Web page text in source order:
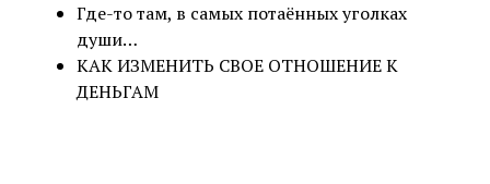
Где-то там, в самых потаённых уголках
души…
КАК ИЗМЕНИТЬ СВОЕ ОТНОШЕНИЕ К
ДЕНЬГАМ